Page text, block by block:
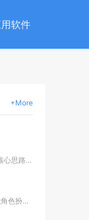
软件
+More
想要在攻城掠地中培养出一名能够独当一面的精锐大将，核心思路是...
少年三国志2列传跳出传统卡牌副本的单薄叙事，以沉浸式角色扮演...